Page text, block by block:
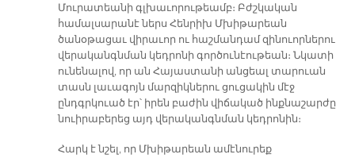
Մուրատեանի գլխաւորութեամբ։ Բժշկական
համալսարանէ ներս Հենրիխ Մխիթարեան
ծանօթացաւ վիրաւոր ու հաշմանդամ զինուորներու
վերականգնման կեդրոնի գործունէութեան։ Նկատի
ունենալով, որ ան Հայաստանի անցեալ տարուան
տասն լաւագոյն մարզիկներու ցուցակին մէջ
ընդգրկուած էր՝ իրեն բաժին վիճակած ինքնաշարժը
նուիրաբերեց այդ վերականգնման կեդրոնին։
Հարկ է նշել, որ Մխիթարեան ամէնուրեք